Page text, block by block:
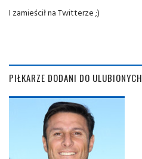
I zamieścił na Twitterze ;)
PIŁKARZE DODANI DO ULUBIONYCH